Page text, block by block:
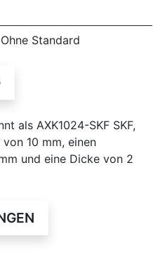
Ohne Standard
als AXK1024-SKF SKF,
10 mm, einen
und eine Dicke von 2